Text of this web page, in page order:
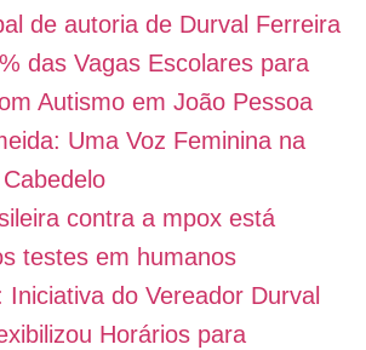
de autoria de Durval Ferreira
das Vagas Escolares para
Autismo em João Pessoa
Uma Voz Feminina na
contra a mpox está
testes em humanos
Iniciativa do Vereador Durval
Horários para